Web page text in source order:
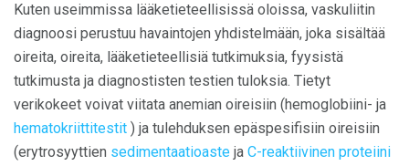
Kuten useimmissa lääketieteellisissä oloissa, vaskuliitin
diagnoosi perustuu havaintojen yhdistelmään, joka sisältää
oireita, oireita, lääketieteellisiä tutkimuksia, fyysistä
tutkimusta ja diagnostisten testien tuloksia. Tietyt
verikokeet voivat viitata anemian oireisiin (hemoglobiini- ja
hematokriittitestit ) ja tulehduksen epäspesifisiin oireisiin
(erytrosyyttien sedimentaatioaste ja C-reaktiivinen proteiini